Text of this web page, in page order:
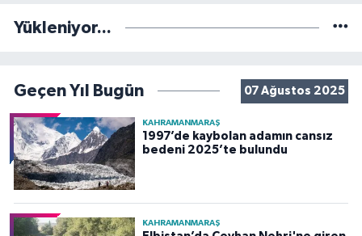
Yükleniyor...
Geçen Yıl Bugün 07 Ağustos 2025
KAHRAMANMARAŞ
1997’de kaybolan adamın cansız
bedeni 2025’te bulundu
KAHRAMANMARAŞ